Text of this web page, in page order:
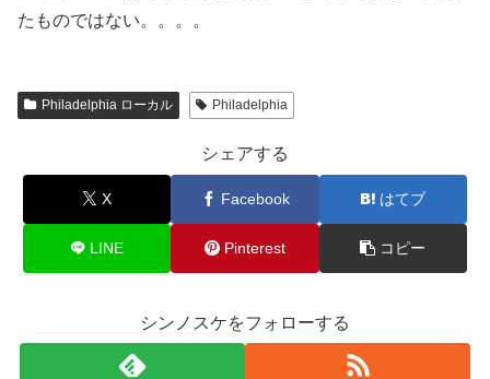
たものではない。。。。
Philadelphia ローカル Philadelphia
シェアする
X Facebook はてブ
LINE Pinterest コピー
シンノスケをフォローする